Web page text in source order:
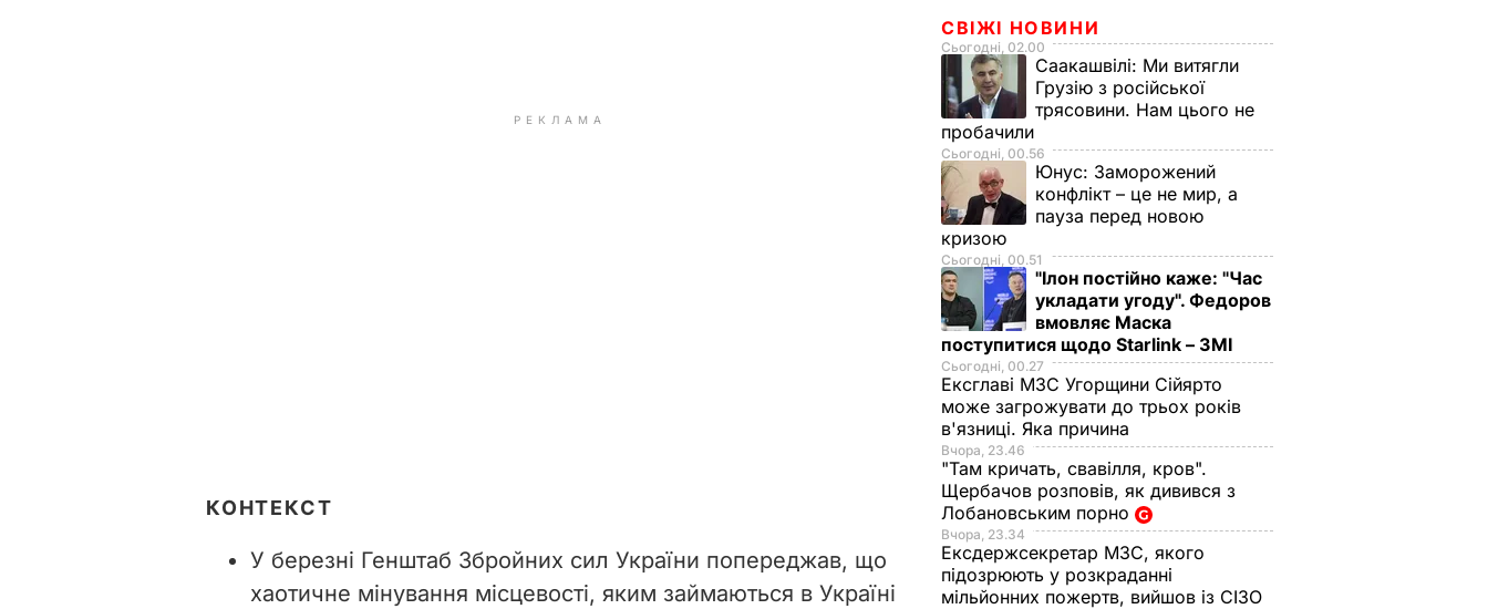
РЕКЛАМА
КОНТЕКСТ
У березні Генштаб Збройних сил України попереджав, що
хаотичне мінування місцевості, яким займаються в Україні
СВІЖІ НОВИНИ
Сьогодні, 02.00
Саакашвілі: Ми витягли
Грузію з російської
трясовини. Нам цього не
пробачили
Сьогодні, 00.56
Юнус: Заморожений
конфлікт – це не мир, а
пауза перед новою
кризою
Сьогодні, 00.51
"Ілон постійно каже: "Час
укладати угоду". Федоров
вмовляє Маска
поступитися щодо Starlink – ЗМІ
Сьогодні, 00.27
Ексглаві МЗС Угорщини Сійярто
може загрожувати до трьох років
в'язниці. Яка причина
Вчора, 23.46
"Там кричать, свавілля, кров".
Щербачов розповів, як дивився з
Лобановським порно
Вчора, 23.34
Ексдержсекретар МЗС, якого
підозрюють у розкраданні
мільйонних пожертв, вийшов із СІЗО